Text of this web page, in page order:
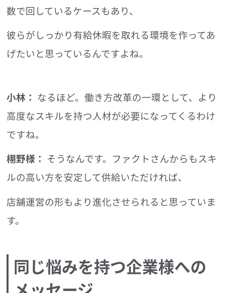
数で回しているケースもあり、
彼らがしっかり有給休暇を取れる環境を作ってあ
げたいと思っているんですよね。
小林： なるほど。働き方改革の一環として、より
高度なスキルを持つ人材が必要になってくるわけ
ですね。
栩野様： そうなんです。ファクトさんからもスキ
ルの高い方を安定して供給いただければ、
店舗運営の形もより進化させられると思っていま
す。
同じ悩みを持つ企業様への